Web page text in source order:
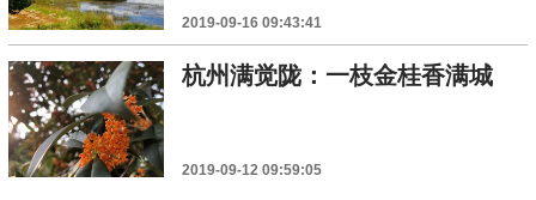
2019-09-16 09:43:41
杭州满觉陇：一枝金桂香满城
2019-09-12 09:59:05